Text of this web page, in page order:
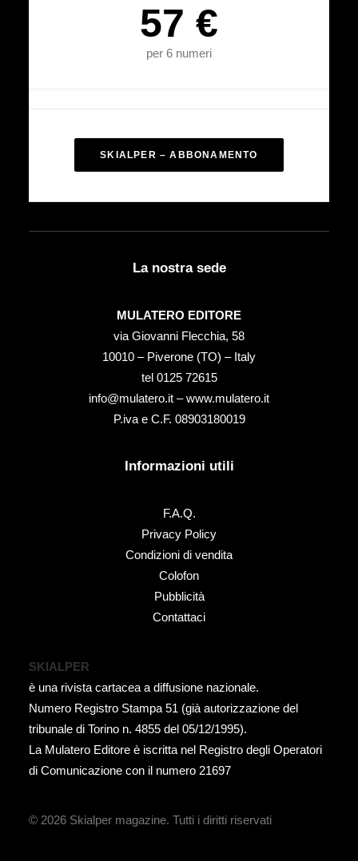
57 €
per 6 numeri
SKIALPER – ABBONAMENTO
La nostra sede
MULATERO EDITORE
via Giovanni Flecchia, 58
10010 – Piverone (TO) – Italy
tel ‭0125 72615‬
info@mulatero.it –www.mulatero.it
P.iva e C.F. 08903180019
Informazioni utili
F.A.Q.
Privacy Policy
Condizioni di vendita
Colofon
Pubblicità
Contattaci
SKIALPER
è una rivista cartacea a diffusione nazionale.
Numero Registro Stampa 51 (già autorizzazione del
tribunale di Torino n. 4855 del 05/12/1995).
La Mulatero Editore è iscritta nel Registro degli Operatori
di Comunicazione con il numero 21697
© 2026 Skialper magazine. Tutti i diritti riservati